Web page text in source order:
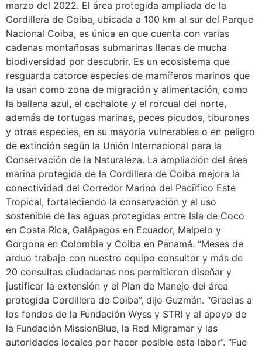
marzo del 2022. El área protegida ampliada de la
Cordillera de Coiba, ubicada a 100 km al sur del Parque
Nacional Coiba, es única en que cuenta con varias
cadenas montañosas submarinas llenas de mucha
biodiversidad por descubrir. Es un ecosistema que
resguarda catorce especies de mamíferos marinos que
la usan como zona de migración y alimentación, como
la ballena azul, el cachalote y el rorcual del norte,
además de tortugas marinas, peces picudos, tiburones
y otras especies, en su mayoría vulnerables o en peligro
de extinción según la Unión Internacional para la
Conservación de la Naturaleza. La ampliación del área
marina protegida de la Cordillera de Coiba mejora la
conectividad del Corredor Marino del Paciìfico Este
Tropical, fortaleciendo la conservación y el uso
sostenible de las aguas protegidas entre Isla de Coco
en Costa Rica, Galápagos en Ecuador, Malpelo y
Gorgona en Colombia y Coiba en Panamá. “Meses de
arduo trabajo con nuestro equipo consultor y más de
20 consultas ciudadanas nos permitieron diseñar y
justificar la extensión y el Plan de Manejo del área
protegida Cordillera de Coiba”, dijo Guzmán. “Gracias a
los fondos de la Fundación Wyss y STRI y al apoyo de
la Fundación MissionBlue, la Red Migramar y las
autoridades locales por hacer posible esta labor”. “Fue